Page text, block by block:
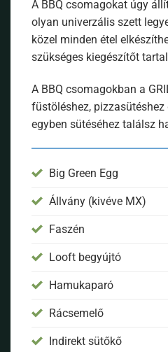
A BBQ csomagokat úgy
olyan univerzális szett
közel minden étel
szükséges kiegészítőt
A BBQ csomagokban a
füstöléshez,
egyben sütéséhez találsz
Big Green Egg
Állvány (kivéve MX)
Faszén
Looft begyújtó
Hamukaparó
Rácsemelő
Indirekt sütőkő